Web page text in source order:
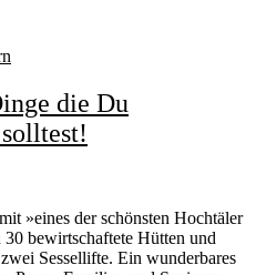
die Du
»eines der schönsten Hochtäler
bewirtschaftete Hütten und
Sessellifte. Ein wunderbares